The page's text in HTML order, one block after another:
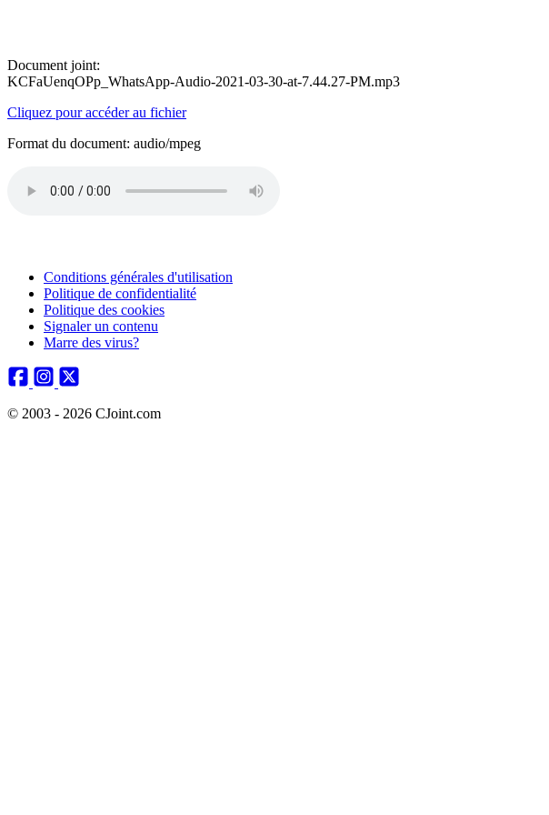
Document joint:
KCFaUenqOPp_WhatsApp-Audio-2021-03-30-at-7.44.27-PM.mp3
Cliquez pour accéder au fichier
Format du document: audio/mpeg
Conditions générales d'utilisation
Politique de confidentialité
Politique des cookies
Signaler un contenu
Marre des virus?
© 2003 - 2026 CJoint.com